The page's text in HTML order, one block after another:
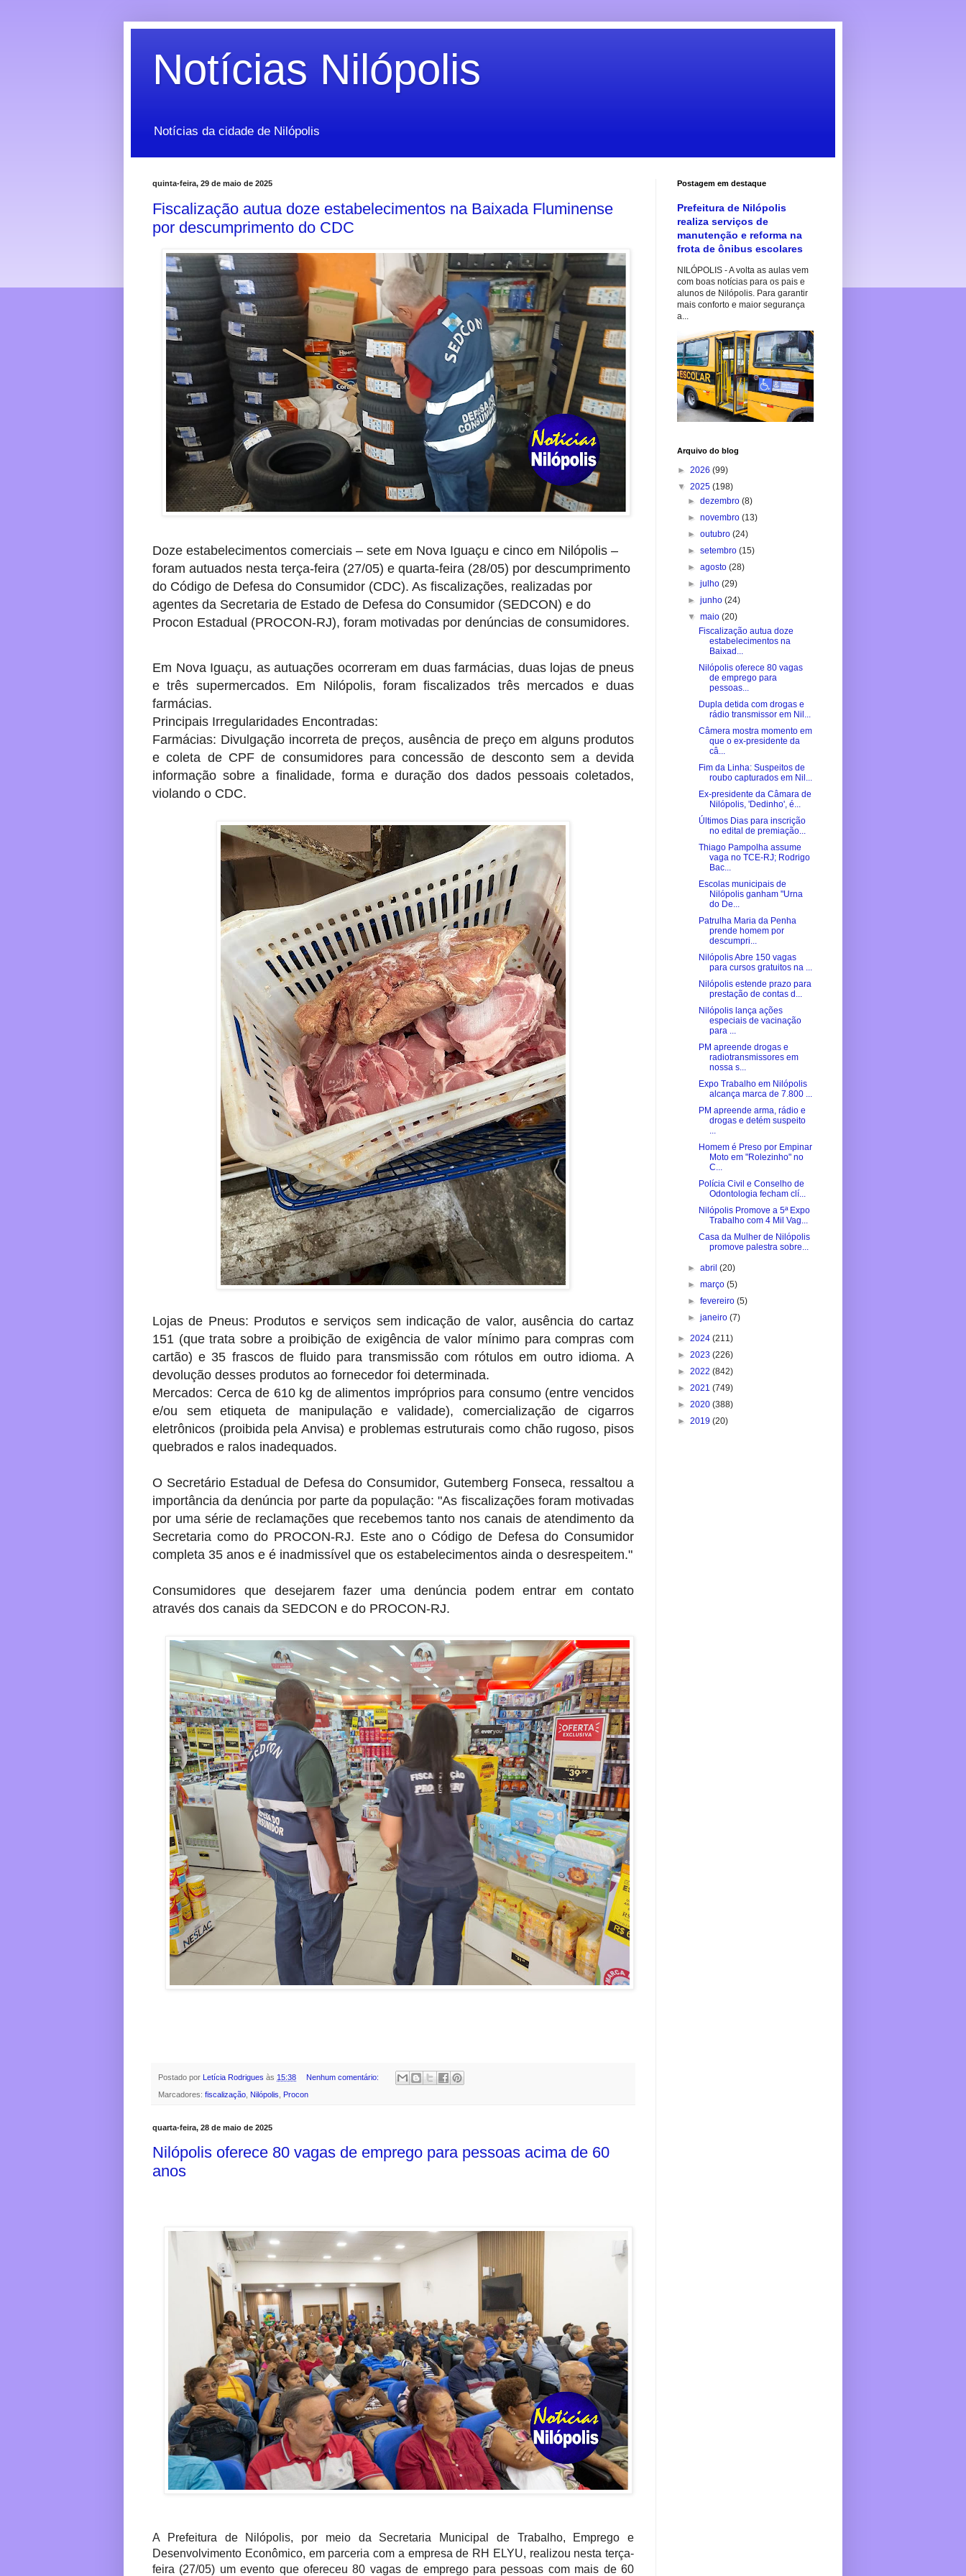
Notícias Nilópolis
Notícias da cidade de Nilópolis
quinta-feira, 29 de maio de 2025
Fiscalização autua doze estabelecimentos na Baixada Fluminense
por descumprimento do CDC
Doze estabelecimentos comerciais – sete em Nova Iguaçu e cinco em Nilópolis –
foram autuados nesta terça-feira (27/05) e quarta-feira (28/05) por descumprimento
do Código de Defesa do Consumidor (CDC). As fiscalizações, realizadas por
agentes da Secretaria de Estado de Defesa do Consumidor (SEDCON) e do
Procon Estadual (PROCON-RJ), foram motivadas por denúncias de consumidores.
Em Nova Iguaçu, as autuações ocorreram em duas farmácias, duas lojas de pneus
e três supermercados. Em Nilópolis, foram fiscalizados três mercados e duas
farmácias.
Principais Irregularidades Encontradas:
Farmácias: Divulgação incorreta de preços, ausência de preço em alguns produtos
e coleta de CPF de consumidores para concessão de desconto sem a devida
informação sobre a finalidade, forma e duração dos dados pessoais coletados,
violando o CDC.
Lojas de Pneus: Produtos e serviços sem indicação de valor, ausência do cartaz
151 (que trata sobre a proibição de exigência de valor mínimo para compras com
cartão) e 35 frascos de fluido para transmissão com rótulos em outro idioma. A
devolução desses produtos ao fornecedor foi determinada.
Mercados: Cerca de 610 kg de alimentos impróprios para consumo (entre vencidos
e/ou sem etiqueta de manipulação e validade), comercialização de cigarros
eletrônicos (proibida pela Anvisa) e problemas estruturais como chão rugoso, pisos
quebrados e ralos inadequados.
O Secretário Estadual de Defesa do Consumidor, Gutemberg Fonseca, ressaltou a
importância da denúncia por parte da população: "As fiscalizações foram motivadas
por uma série de reclamações que recebemos tanto nos canais de atendimento da
Secretaria como do PROCON-RJ. Este ano o Código de Defesa do Consumidor
completa 35 anos e é inadmissível que os estabelecimentos ainda o desrespeitem."
Consumidores que desejarem fazer uma denúncia podem entrar em contato
através dos canais da SEDCON e do PROCON-RJ.
Postado por Letícia Rodrigues às 15:38 Nenhum comentário:
Marcadores: fiscalização Nilópolis Procon
quarta-feira, 28 de maio de 2025
Nilópolis oferece 80 vagas de emprego para pessoas acima de 60
anos
A Prefeitura de Nilópolis, por meio da Secretaria Municipal de Trabalho, Emprego e
Desenvolvimento Econômico, em parceria com a empresa de RH ELYU, realizou nesta terça-
feira (27/05) um evento que ofereceu 80 vagas de emprego para pessoas com mais de 60
Postagem em destaque
Prefeitura de Nilópolis
realiza serviços de
manutenção e reforma na
frota de ônibus escolares
NILÓPOLIS - A volta as aulas vem
com boas notícias para os pais e
alunos de Nilópolis. Para garantir
mais conforto e maior segurança
a...
Arquivo do blog
► 2026 (99)
▼ 2025 (198)
►dezembro(8)
►novembro(13)
►outubro(24)
►setembro(15)
►agosto(28)
►julho(29)
►junho(24)
▼maio(20)
Fiscalização autua doze
estabelecimentos na
Baixad...
Nilópolis oferece 80 vagas
de emprego para
pessoas...
Dupla detida com drogas e
rádio transmissor em Nil...
Câmera mostra momento em
que o ex-presidente da
câ...
Fim da Linha: Suspeitos de
roubo capturados em Nil...
Ex-presidente da Câmara de
Nilópolis, 'Dedinho', é...
Últimos Dias para inscrição
no edital de premiação...
Thiago Pampolha assume
vaga no TCE-RJ; Rodrigo
Bac...
Escolas municipais de
Nilópolis ganham "Urna
do De...
Patrulha Maria da Penha
prende homem por
descumpri...
Nilópolis Abre 150 vagas
para cursos gratuitos na ...
Nilópolis estende prazo para
prestação de contas d...
Nilópolis lança ações
especiais de vacinação
para ...
PM apreende drogas e
radiotransmissores em
nossa s...
Expo Trabalho em Nilópolis
alcança marca de 7.800 ...
PM apreende arma, rádio e
drogas e detém suspeito
...
Homem é Preso por Empinar
Moto em "Rolezinho" no
C...
Polícia Civil e Conselho de
Odontologia fecham clí...
Nilópolis Promove a 5ª Expo
Trabalho com 4 Mil Vag...
Casa da Mulher de Nilópolis
promove palestra sobre...
►abril(20)
►março(5)
►fevereiro(5)
►janeiro(7)
► 2024 (211)
► 2023 (226)
► 2022 (842)
► 2021 (749)
► 2020 (388)
► 2019 (20)